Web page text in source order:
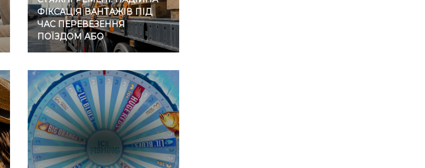
ФІКСАЦІЯ ВАНТАЖІВ ПІД
ЧАС ПЕРЕВЕЗЕННЯ
ПОЇЗДОМ АБО
АВТОМОБІЛЕМ